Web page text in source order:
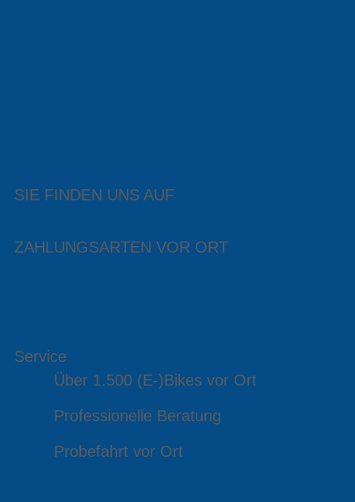
SIE FINDEN UNS AUF
ZAHLUNGSARTEN VOR ORT
Service
Über 1.500 (E-)Bikes vor Ort
Professionelle Beratung
Probefahrt vor Ort